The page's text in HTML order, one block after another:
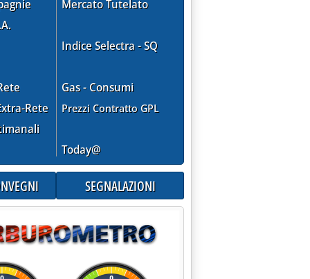
Rete
Mercato Tutelato
Indice Selectra - SQ
Gas - Consumi
Prezzi Contratto GPL
Today@
SEGNALAZIONI